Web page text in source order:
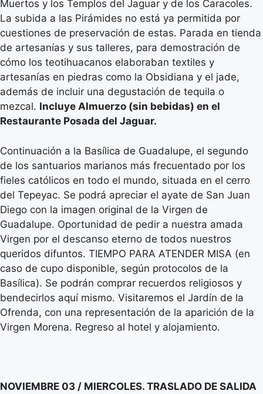
Muertos y los Templos del Jaguar y de los Caracoles.
La subida a las Pirámides no está ya permitida por
cuestiones de preservación de estas. Parada en tienda
de artesanías y sus talleres, para demostración de
cómo los teotihuacanos elaboraban textiles y
artesanías en piedras como la Obsidiana y el jade,
además de incluir una degustación de tequila o
mezcal. Incluye Almuerzo (sin bebidas) en el
Restaurante Posada del Jaguar.
Continuación a la Basílica de Guadalupe, el segundo
de los santuarios marianos más frecuentado por los
fieles católicos en todo el mundo, situada en el cerro
del Tepeyac. Se podrá apreciar el ayate de San Juan
Diego con la imagen original de la Virgen de
Guadalupe. Oportunidad de pedir a nuestra amada
Virgen por el descanso eterno de todos nuestros
queridos difuntos. TIEMPO PARA ATENDER MISA (en
caso de cupo disponible, según protocolos de la
Basílica). Se podrán comprar recuerdos religiosos y
bendecirlos aquí mismo. Visitaremos el Jardín de la
Ofrenda, con una representación de la aparición de la
Virgen Morena. Regreso al hotel y alojamiento.
NOVIEMBRE 03 / MIERCOLES. TRASLADO DE SALIDA